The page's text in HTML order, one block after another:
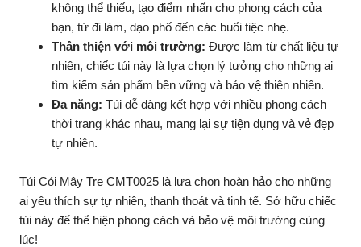
không thể thiếu, tạo điểm nhấn cho phong cách của
bạn, từ đi làm, dạo phố đến các buổi tiệc nhẹ.
Thân thiện với môi trường: Được làm từ chất liệu tự
nhiên, chiếc túi này là lựa chọn lý tưởng cho những ai
tìm kiếm sản phẩm bền vững và bảo vệ thiên nhiên.
Đa năng: Túi dễ dàng kết hợp với nhiều phong cách
thời trang khác nhau, mang lại sự tiện dụng và vẻ đẹp
tự nhiên.
Túi Cói Mây Tre CMT0025 là lựa chọn hoàn hảo cho những
ai yêu thích sự tự nhiên, thanh thoát và tinh tế. Sở hữu chiếc
túi này để thể hiện phong cách và bảo vệ môi trường cùng
lúc!